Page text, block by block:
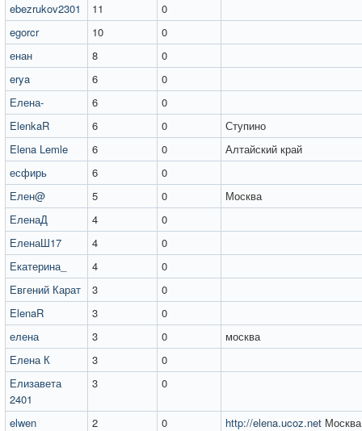
ebezrukov2301
11
0
egorcr
10
0
енан
8
0
erya
6
0
Елена-
6
0
ElenkaR
6 0
Ступино
Elena Lemle
6 0
Алтайский край
есфирь
6
0
Елен@
5 0
Москва
ЕленаД
4
0
ЕленаШ17
4
0
Екатерина_
4
0
Евгений Карат
3
0
ElenaR
3
0
елена
3 0
москва
Елена К
3
0
Елизавета
2401
3 0
elwen 2 0 http://elena.ucoz.net Москва